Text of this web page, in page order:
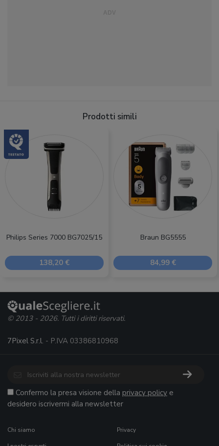
Prodotti simili
Philips Series 7000 BG7025/15
138,20 €
Braun BG5555
84,99 €
© 2013 - 2026. Tutti i diritti riservati.
7Pixel S.r.l. - P.IVA 03386810968
Confermo la presa visione della privacy policy e
desidero iscrivermi alla newsletter
Chi siamo Privacy